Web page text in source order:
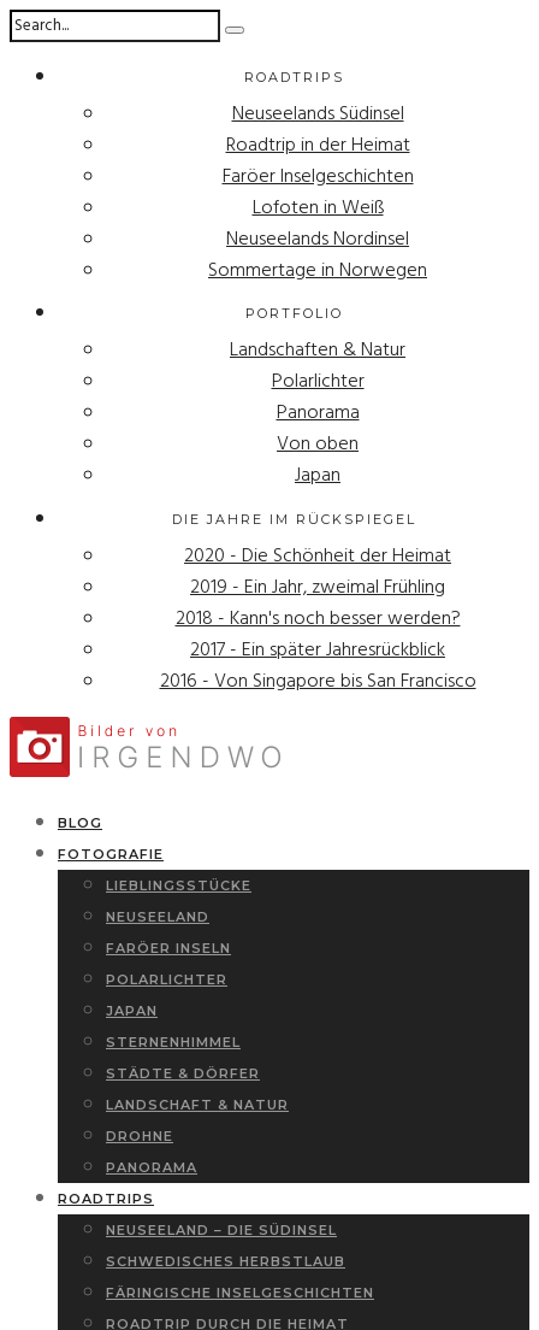
ROADTRIPS
Neuseelands Südinsel
Roadtrip in der Heimat
Faröer Inselgeschichten
Lofoten in Weiß
Neuseelands Nordinsel
Sommertage in Norwegen
PORTFOLIO
Landschaften & Natur
Polarlichter
Panorama
Von oben
Japan
DIE JAHRE IM RÜCKSPIEGEL
2020 - Die Schönheit der Heimat
2019 - Ein Jahr, zweimal Frühling
2018 - Kann's noch besser werden?
2017 - Ein später Jahresrückblick
2016 - Von Singapore bis San Francisco
BLOG
FOTOGRAFIE
LIEBLINGSSTÜCKE
NEUSEELAND
FARÖER INSELN
POLARLICHTER
JAPAN
STERNENHIMMEL
STÄDTE & DÖRFER
LANDSCHAFT & NATUR
DROHNE
PANORAMA
ROADTRIPS
NEUSEELAND – DIE SÜDINSEL
SCHWEDISCHES HERBSTLAUB
FÄRINGISCHE INSELGESCHICHTEN
ROADTRIP DURCH DIE HEIMAT